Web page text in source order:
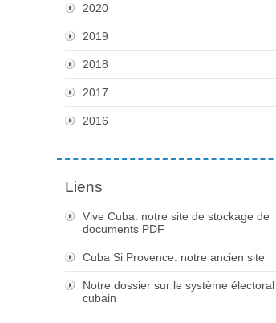
2020
2019
2018
2017
2016
Liens
Vive Cuba: notre site de stockage de
documents PDF
Cuba Si Provence: notre ancien site
Notre dossier sur le système électoral
cubain